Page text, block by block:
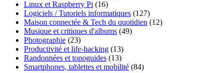
Linux et Raspberry Pi (16)
Logiciels / Tutoriels informatiques (127)
Maison connectée & Tech du quotidien (12)
Musique et critiques d'albums (49)
Photographie (23)
Productivité et life-hacking (13)
Randonnées et topoguides (13)
Smartphones, tablettes et mobilité (84)